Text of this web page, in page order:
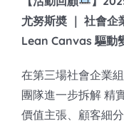
尤努斯奬 ｜ 社會企
Lean Canvas 驅動
在第三場社會企業
團隊進一步拆解 精
價值主張、顧客細